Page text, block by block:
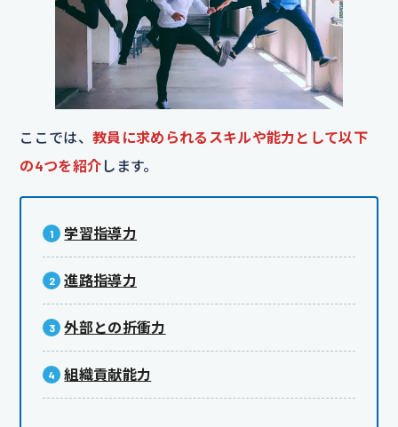
ここでは、 教員に求められるスキルや能力として以下
の4つを紹介 します。
学習指導力
進路指導力
外部との折衝力
組織貢献能力